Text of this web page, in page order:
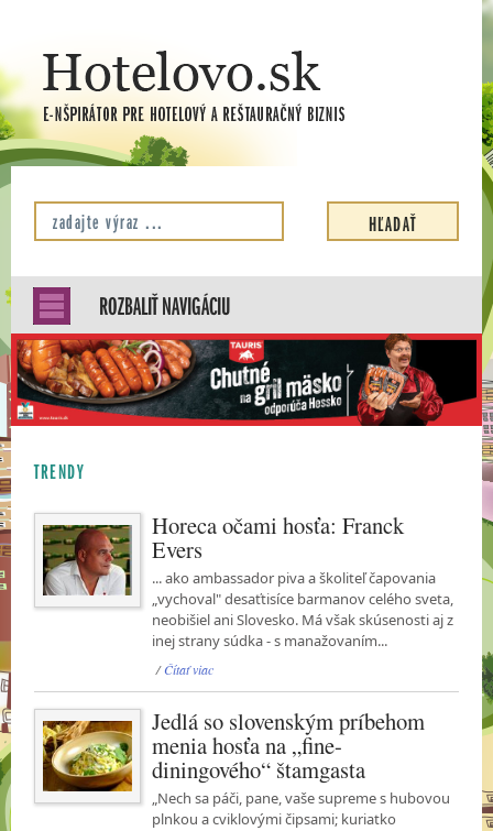
ROZBALIŤ NAVIGÁCIU
TRENDY
Horeca očami hosťa: Franck
Evers
... ako ambassador piva a školiteľ čapovania
„vychoval" desaťtisíce barmanov celého sveta,
neobišiel ani Slovesko. Má však skúsenosti aj z
inej strany súdka - s manažovaním...
/Čítať viac
Jedlá so slovenským príbehom
menia hosťa na „fine-
diningového“ štamgasta
„Nech sa páči, pane, vaše supreme s hubovou
plnkou a cviklovými čipsami; kuriatko